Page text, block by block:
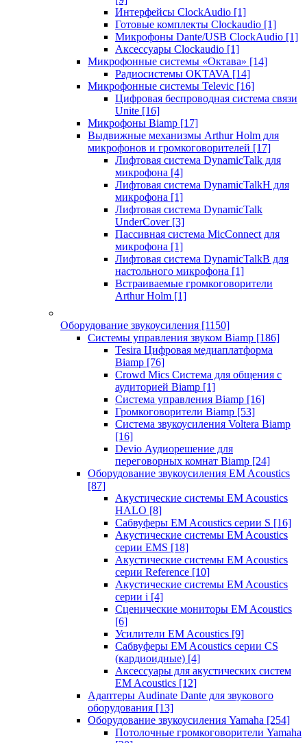
Интерфейсы ClockAudio [1]
Готовые комплекты Clockaudio [1]
Микрофоны Dante/USB ClockAudio [1]
Аксессуары Clockaudio [1]
Микрофонные системы «Октава» [14]
Радиосистемы OKTAVA [14]
Микрофонные системы Televic [16]
Цифровая беспроводная система связи
Unite [16]
Микрофоны Biamp [17]
Выдвижные механизмы Arthur Holm для
микрофонов и громкоговорителей [17]
Лифтовая система DynamicTalk для
микрофона [4]
Лифтовая система DynamicTalkH для
микрофона [1]
Лифтовая система DynamicTalk
UnderCover [3]
Пассивная система MicConnect для
микрофона [1]
Лифтовая система DynamicTalkB для
настольного микрофона [1]
Встраиваемые громкоговорители
Arthur Holm [1]
Оборудование звукоусиления [1150]
Системы управления звуком Biamp [186]
Tesira Цифровая медиаплатформа
Biamp [76]
Crowd Mics Система для общения с
аудиторией Biamp [1]
Система управления Biamp [16]
Громкоговорители Biamp [53]
Система звукоусиления Voltera Biamp
[16]
Devio Аудиорешение для
переговорных комнат Biamp [24]
Оборудование звукоусиления EM Acoustics
[87]
Акустические системы EM Acoustics
HALO [8]
Сабвуферы EM Acoustics серии S [16]
Акустические системы EM Acoustics
серии EMS [18]
Акустические системы EM Acoustics
серии Reference [10]
Акустические системы EM Acoustics
серии i [4]
Сценические мониторы EM Acoustics
[6]
Усилители EM Acoustics [9]
Сабвуферы EM Acoustics серии CS
(кардиоидные) [4]
Аксессуары для акустических систем
EM Acoustics [12]
Адаптеры Audinate Dante для звукового
оборудования [13]
Оборудование звукоусиления Yamaha [254]
Потолочные громкоговорители Yamaha